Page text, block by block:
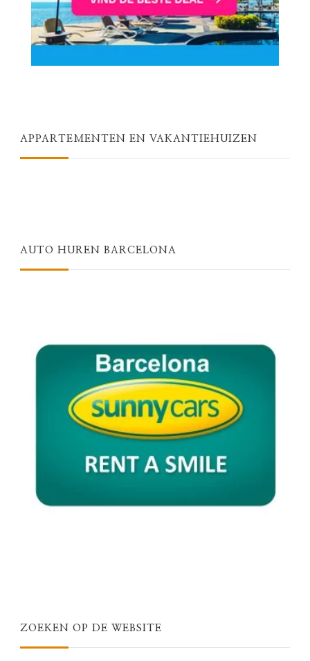
APPARTEMENTEN EN VAKANTIEHUIZEN
AUTO HUREN BARCELONA
ZOEKEN OP DE WEBSITE